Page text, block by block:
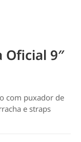
Oficial 9″
com puxador de
e straps